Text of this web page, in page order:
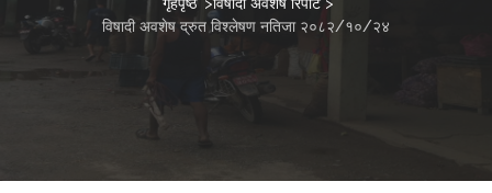
विषादी अवशेष द्रुत विश्लेषण नतिजा २०८२/१०/२४